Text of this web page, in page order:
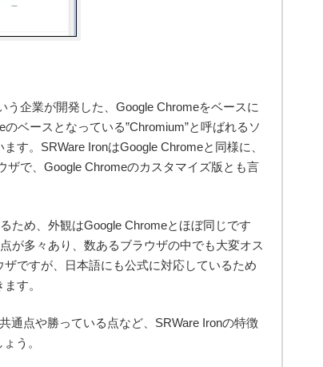
う企業が開発した、Google Chromeをベースに
ベースとなっている”Chromium”と呼ばれるソ
す。SRWare IronはGoogle Chromeと同様に、
ザで、Google Chromeのカスタマイズ版とも言
ため、外観はGoogle Chromeとほぼ同じです
が多々あり、数あるブラウザの中でも大変オス
ですが、日本語にも公式に対応しているため
す。
通点や勝っている点など、SRWare Ironの特徴
う。